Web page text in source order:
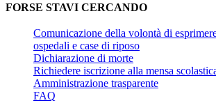
FORSE STAVI CERCANDO
Comunicazione della volontà di
ospedali e case di riposo
Dichiarazione di morte
Richiedere iscrizione alla mensa
Amministrazione trasparente
FAQ